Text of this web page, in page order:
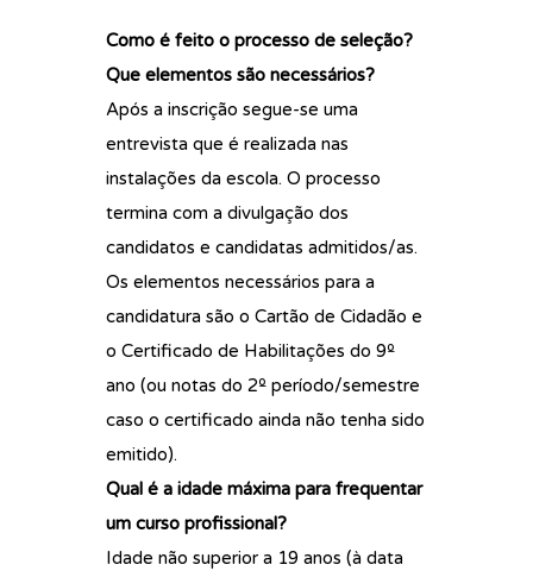
Como é feito o processo de seleção?
Que elementos são necessários?
Após a inscrição segue-se uma
entrevista que é realizada nas
instalações da escola. O processo
termina com a divulgação dos
candidatos e candidatas admitidos/as.
Os elementos necessários para a
candidatura são o Cartão de Cidadão e
o Certificado de Habilitações do 9º
ano (ou notas do 2º período/semestre
caso o certificado ainda não tenha sido
emitido).
Qual é a idade máxima para frequentar
um curso profissional?
Idade não superior a 19 anos (à data